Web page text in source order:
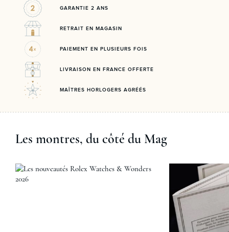
GARANTIE 2 ANS
RETRAIT EN MAGASIN
PAIEMENT EN PLUSIEURS FOIS
LIVRAISON EN FRANCE OFFERTE
MAÎTRES HORLOGERS AGRÉÉS
Les montres, du côté du Mag